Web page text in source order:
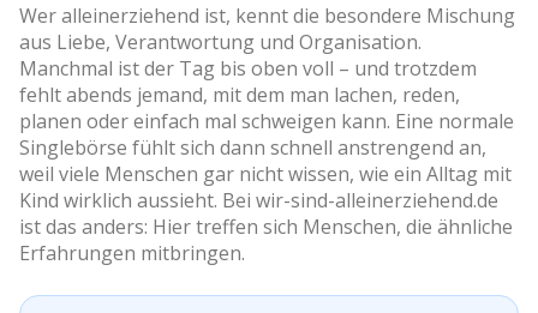
Wer alleinerziehend ist, kennt die besondere Mischung
aus Liebe, Verantwortung und Organisation.
Manchmal ist der Tag bis oben voll – und trotzdem
fehlt abends jemand, mit dem man lachen, reden,
planen oder einfach mal schweigen kann. Eine normale
Singlebörse fühlt sich dann schnell anstrengend an,
weil viele Menschen gar nicht wissen, wie ein Alltag mit
Kind wirklich aussieht. Bei wir-sind-alleinerziehend.de
ist das anders: Hier treffen sich Menschen, die ähnliche
Erfahrungen mitbringen.